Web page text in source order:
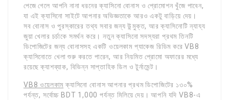
পেজে গেলে আপনি নানা ধরনের ক্যাসিনো বোনাস ও প্রোমোশন খুঁজে পাবেন,
যা এই ক্যাসিনো সাইটে আপনার অভিজ্ঞতাকে আরও একটু বাড়িয়ে দেয়।
সব বোনাস ও পুরস্কারের তথ্য সবার জন্য উন্মুক্ত, আর ক্যাসিনোটি ন্যায্য
জুয়া খেলার চর্চাকে সমর্থন করে। নতুন ক্যাসিনো সদস্যরা প্রথম তিনটি
ডিপোজিটের জন্য বোনাসসহ একটি ওয়েলকাম প্যাকেজ রিডিম করে VB8
ক্যাসিনোতে খেলা শুরু করতে পারেন, আর নিয়মিত প্রোমো অফারের মধ্যে
রয়েছে ক্যাশব্যাক, বিভিন্ন সাপ্তাহিক ডিল ও টুর্নামেন্ট।
VB8 ওয়েলকামক্যাসিনো বোনাস আপনার প্রথম ডিপোজিটের ১৩০%
পর্যন্ত, সর্বোচ্চ BDT 1,000 পর্যন্ত মিলিয়ে দেয়। আপনি যদি VB8-এ